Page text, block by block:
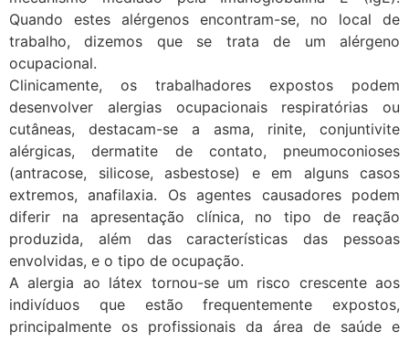
Quando estes alérgenos encontram-se, no local de
trabalho, dizemos que se trata de um alérgeno
ocupacional.
Clinicamente, os trabalhadores expostos podem
desenvolver alergias ocupacionais respiratórias ou
cutâneas, destacam-se a asma, rinite, conjuntivite
alérgicas, dermatite de contato, pneumoconioses
(antracose, silicose, asbestose) e em alguns casos
extremos, anafilaxia. Os agentes causadores podem
diferir na apresentação clínica, no tipo de reação
produzida, além das características das pessoas
envolvidas, e o tipo de ocupação.
A alergia ao látex tornou-se um risco crescente aos
indivíduos que estão frequentemente expostos,
principalmente os profissionais da área de saúde e